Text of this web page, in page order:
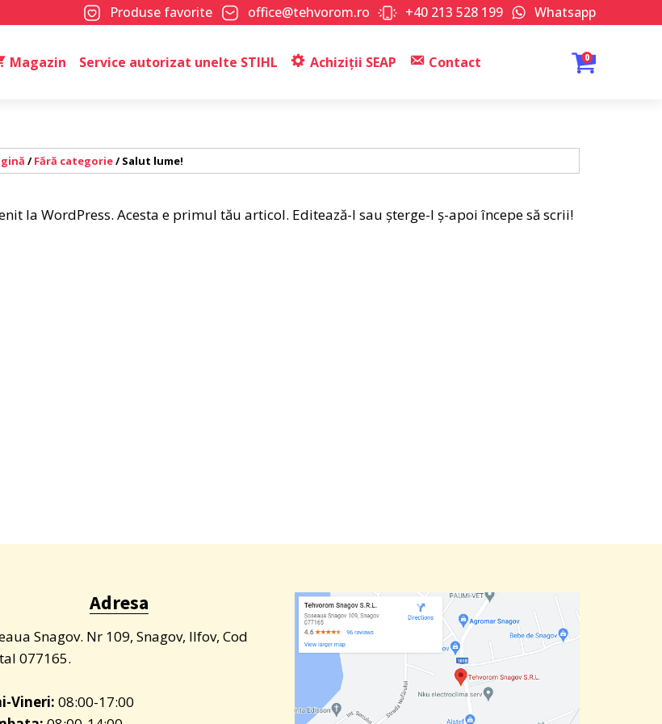
Produse favorite office@tehvorom.ro +40 213 528 199 Whatsapp
Magazin Service autorizat unelte STIHL Achiziții SEAP Contact 0
/Fără categorie/ Salut lume!
la WordPress. Acesta e primul tău articol. Editează-l sau șterge-l ș-apoi începe să scrii!
Adresa
Snagov. Nr 109, Snagov, Ilfov, Cod
077165.
Vineri:08:00-17:00